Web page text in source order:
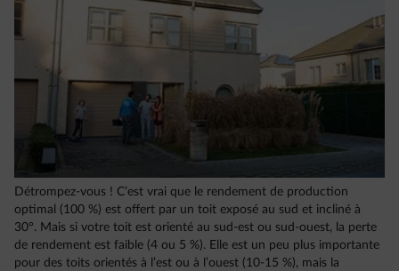
Détrompez-vous ! C’est vrai que le rendement de production
optimal (100 %) est offert par un toit exposé au sud et incliné à
30°. Mais si votre toit est orienté au sud-est ou sud-ouest, la perte
de rendement est faible (4 ou 5 %). Elle est un peu plus importante
pour des toits orientés à l’est ou à l’ouest (10-15 %), mais la